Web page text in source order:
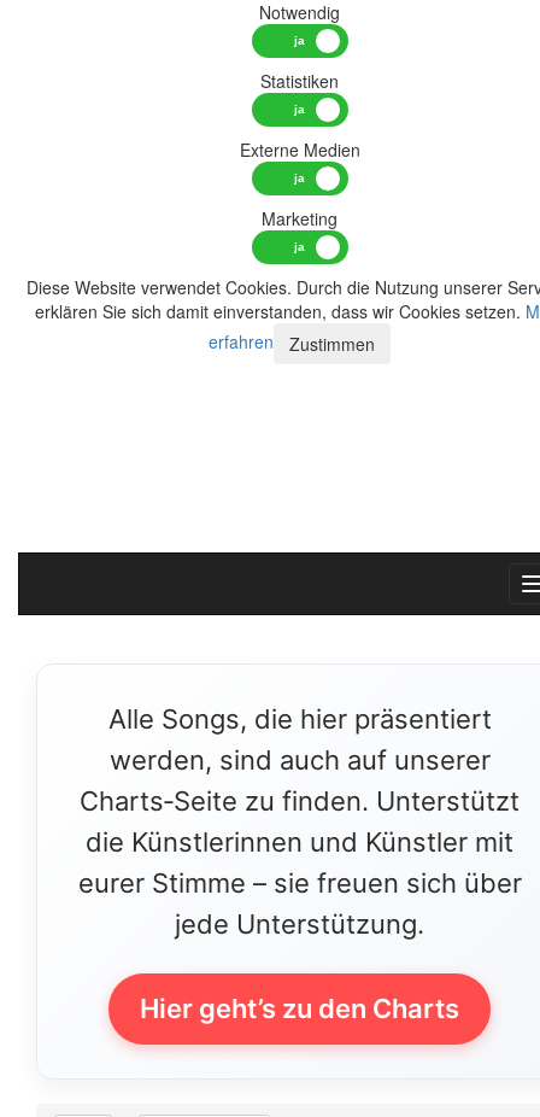
Notwendig
Statistiken
Externe Medien
Marketing
Diese Website verwendet Cookies. Durch die Nutzung unserer
erklären Sie sich damit einverstanden, dass wir Cookies setzen.
erfahren
Zustimmen
Alle Songs, die hier präsentiert
werden, sind auch auf unserer
Charts‑Seite zu finden. Unterstützt
die Künstlerinnen und Künstler mit
eurer Stimme – sie freuen sich über
jede Unterstützung.
Hier geht’s zu den Charts